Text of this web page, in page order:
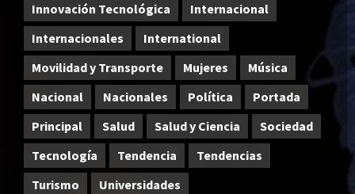
Innovación Tecnológica
Internacional
Internacionales
International
Movilidad y Transporte
Mujeres
Música
Nacional
Nacionales Política
Portada
Principal
Salud Salud y Ciencia
Sociedad
Tecnología
Tendencia
Tendencias
Turismo
Universidades